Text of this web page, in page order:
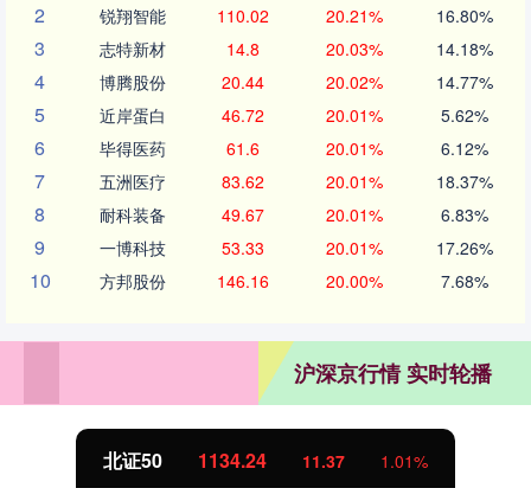
2 锐翔智能 110.02 20.21% 16.80%
3 志特新材 14.8 20.03% 14.18%
4 博腾股份 20.44 20.02% 14.77%
5 近岸蛋白 46.72 20.01% 5.62%
6 毕得医药 61.6 20.01% 6.12%
7 五洲医疗 83.62 20.01% 18.37%
8 耐科装备 49.67 20.01% 6.83%
9 一博科技 53.33 20.01% 17.26%
10 方邦股份 146.16 20.00% 7.68%
沪深京行情 实时轮播
北证50 1134.24 11.37 1.01%